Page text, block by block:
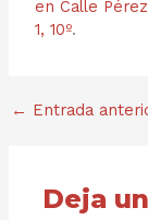
en Calle
1, 10º.
← Entrada
Deja